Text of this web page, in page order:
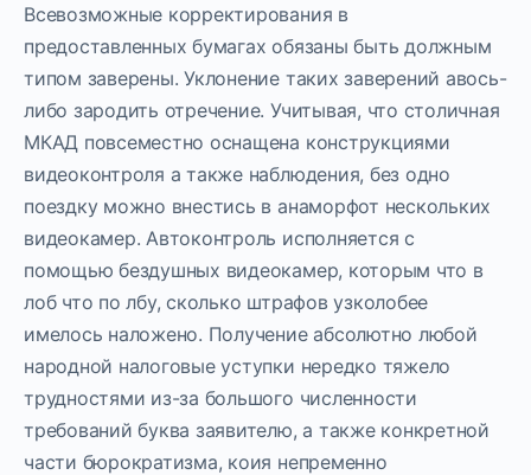
Всевозможные корректирования в
предоставленных бумагах обязаны быть должным
типом заверены. Уклонение таких заверений авось-
либо зародить отречение. Учитывая, что столичная
МКАД повсеместно оснащена конструкциями
видеоконтроля а также наблюдения, без одно
поездку можно внестись в анаморфот нескольких
видеокамер. Автоконтроль исполняется с
помощью бездушных видеокамер, которым что в
лоб что по лбу, сколько штрафов узколобее
имелось наложено. Получение абсолютно любой
народной налоговые уступки нередко тяжело
трудностями из-за большого численности
требований буква заявителю, а также конкретной
части бюрократизма, коия непременно